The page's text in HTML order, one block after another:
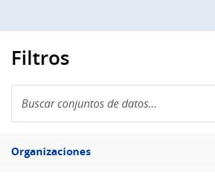
Filtros
conjuntos
de
Filtro
Organizaciones
Organizaciones